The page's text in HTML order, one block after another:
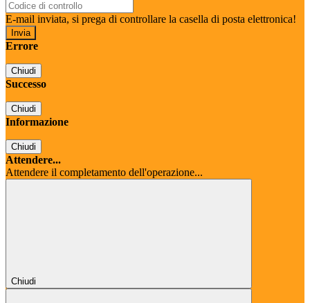
E-mail inviata, si prega di controllare la casella di posta elettronica!
Errore
Chiudi
Successo
Chiudi
Informazione
Chiudi
Attendere...
Attendere il completamento dell'operazione...
Chiudi